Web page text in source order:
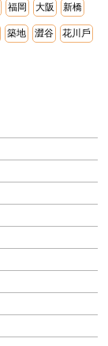
福岡 大阪 新橋
築地 澀谷 花川戶